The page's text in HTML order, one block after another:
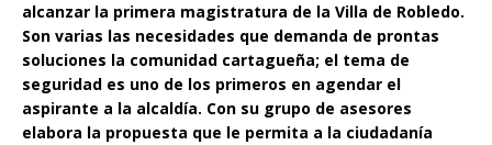
alcanzar la primera magistratura de la Villa de Robledo.
Son varias las necesidades que demanda de prontas
soluciones la comunidad cartagueña; el tema de
seguridad es uno de los primeros en agendar el
aspirante a la alcaldía. Con su grupo de asesores
elabora la propuesta que le permita a la ciudadanía